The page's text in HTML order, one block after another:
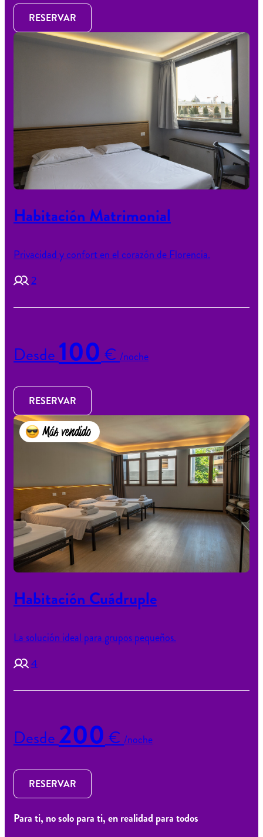
RESERVAR
Habitación Matrimonial
Privacidad y confort en el corazón de Florencia.
2
Desde100€ /noche
RESERVAR
Más vendido
Habitación Cuádruple
La solución ideal para grupos pequeños.
4
Desde200€/noche
RESERVAR
Para ti, no solo para ti, en realidad para todos